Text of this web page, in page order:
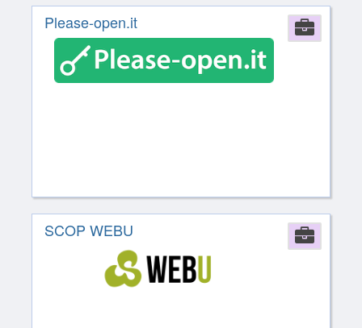
Please-open.it
SCOP WEBU